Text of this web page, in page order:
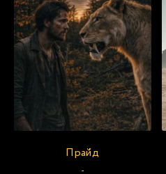
Прайд
-